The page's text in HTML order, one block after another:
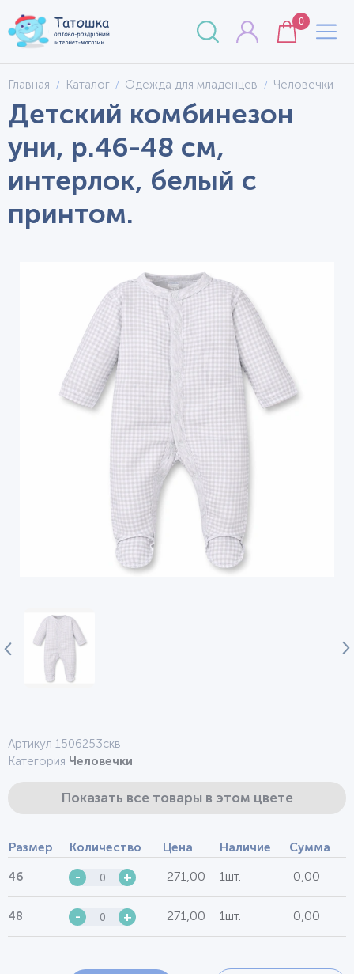
0
Главная Каталог Одежда для младенцев Человечки
Детский комбинезон
уни, р.46-48 см,
интерлок, белый с
принтом.
Артикул 1506253скв
Категория Человечки
Показать все товары в этом цвете
Размер Количество Цена Наличие Сумма
46 - + 271,00 1шт. 0,00
48 - + 271,00 1шт. 0,00